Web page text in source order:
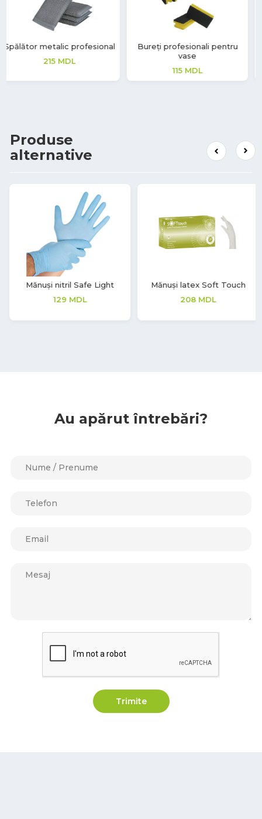
Bureți profesionali pentru
Bureți profesionali pentru
spălat vase
711MDL
Produse
alternative
Mănuși latex Soft Touch
208 MDL
Mănuși Synmax V
149MDL
Au apărut întrebări?
Trimite